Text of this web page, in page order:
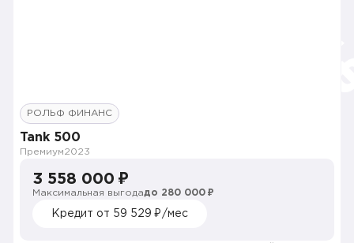
РОЛЬФ ФИНАНС
Tank 500
Премиум2023
3 558 000 ₽
Максимальная выгодадо 280 000 ₽
Кредит от 59 529 ₽/мес